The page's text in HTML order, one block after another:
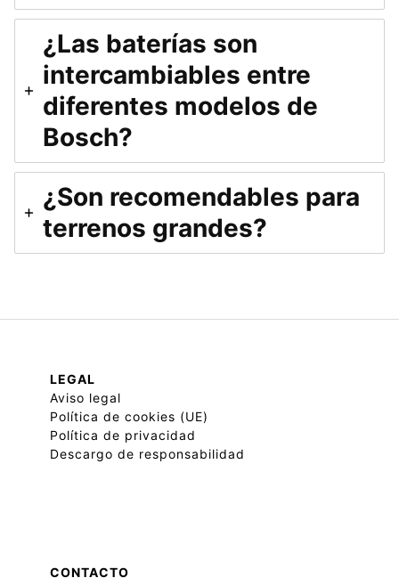
¿Las baterías son
intercambiables entre
diferentes modelos de
Bosch?
¿Son recomendables para
terrenos grandes?
LEGAL
Aviso legal
Política de cookies (UE)
Política de privacidad
Descargo de responsabilidad
CONTACTO